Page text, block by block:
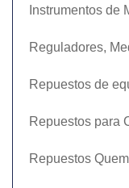
Instrumentos de
Reguladores,
Repuestos de
Repuestos para
Repuestos